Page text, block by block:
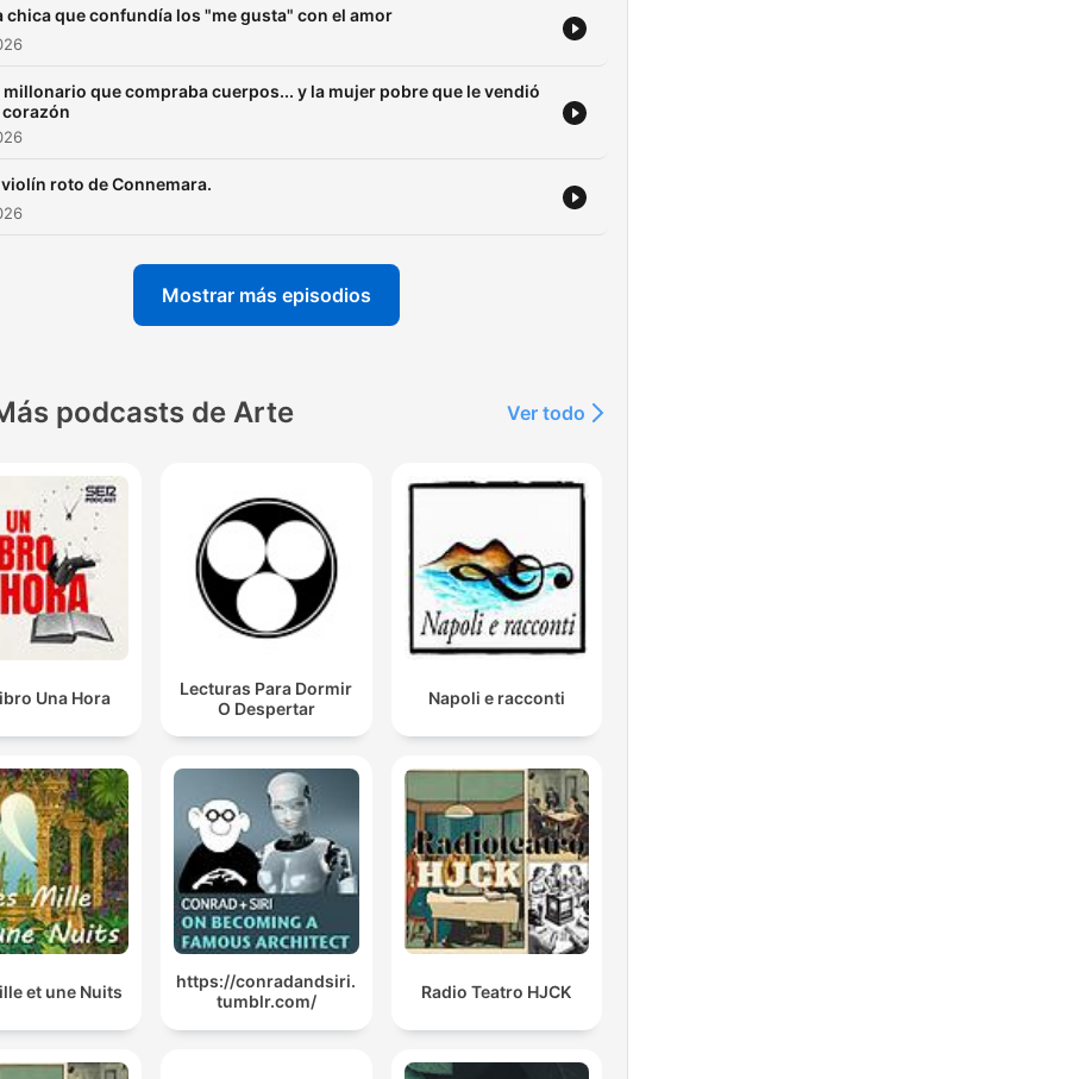
chica que confundía los "me gusta" con el amor
millonario que compraba cuerpos... y la mujer pobre que le vendió
corazón
roto de Connemara.
Mostrar más episodios
podcasts de Arte Ver todo
Una Hora
Lecturas Para Dormir
O Despertar
Napoli e racconti
et une Nuits
https://conradandsiri.
tumblr.com/
Radio Teatro HJCK